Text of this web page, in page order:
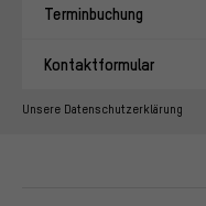
Terminbuchung
Kontaktformular
Unsere Datenschutzerklärung